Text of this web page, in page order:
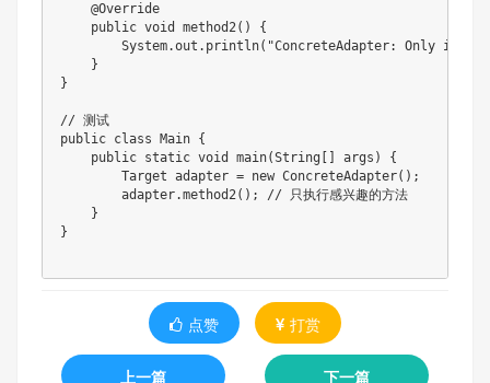
@Override
public void method2( )
{
System.out . println( "ConcreteAdapter: Only
}
}
// 测试
public class Main {
public static void main(String args )
{
Target adapter = new ConcreteAdapter( ) ;
        adapter
.method2( ) ;
// 只执行感兴趣的方法
}
}
点赞 打赏
上一篇 下一篇